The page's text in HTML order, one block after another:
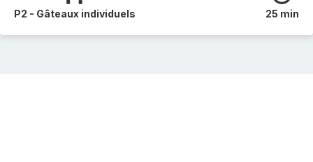
P2 - Gâteaux individuels 25 min